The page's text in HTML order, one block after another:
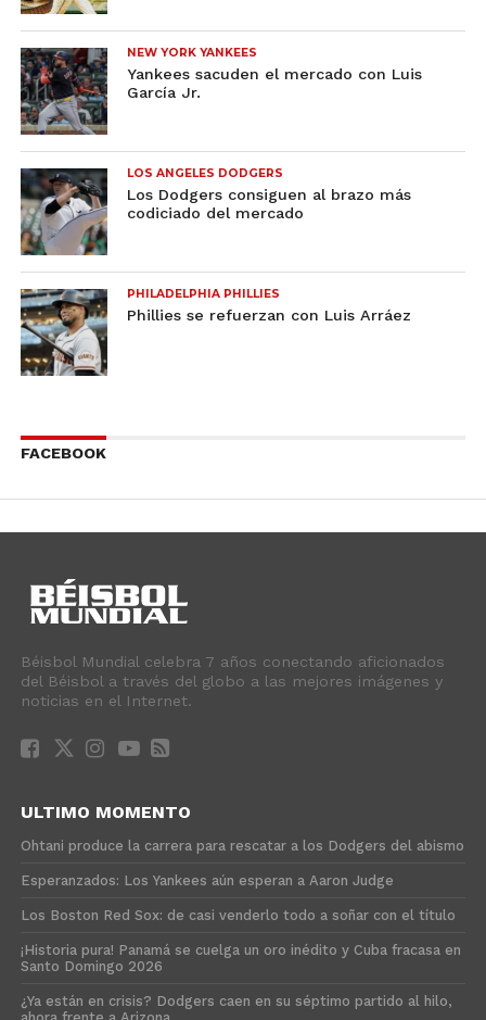
NEW YORK YANKEES
Yankees sacuden el mercado con Luis
García Jr.
LOS ANGELES DODGERS
Los Dodgers consiguen al brazo más
codiciado del mercado
PHILADELPHIA PHILLIES
Phillies se refuerzan con Luis Arráez
FACEBOOK
Béisbol Mundial celebra 7 años conectando aficionados
del Béisbol a través del globo a las mejores imágenes y
noticias en el Internet.
ULTIMO MOMENTO
Ohtani produce la carrera para rescatar a los Dodgers del abismo
Esperanzados: Los Yankees aún esperan a Aaron Judge
Los Boston Red Sox: de casi venderlo todo a soñar con el título
¡Historia pura! Panamá se cuelga un oro inédito y Cuba fracasa en
Santo Domingo 2026
¿Ya están en crisis? Dodgers caen en su séptimo partido al hilo,